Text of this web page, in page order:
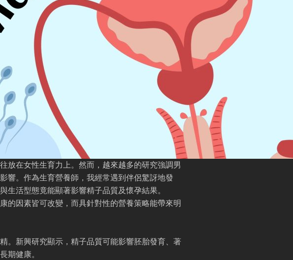
放在女性生育力上。然而，越來越多的研究強調男
響。作為生育營養師，我經常遇到伴侶驚訝地發
生活型態竟能顯著影響精子品質及懷孕結果。
的因素皆可改變，而具針對性的營養策略能帶來明
。新興研究顯示，精子品質可能影響胚胎發育、著
期健康。